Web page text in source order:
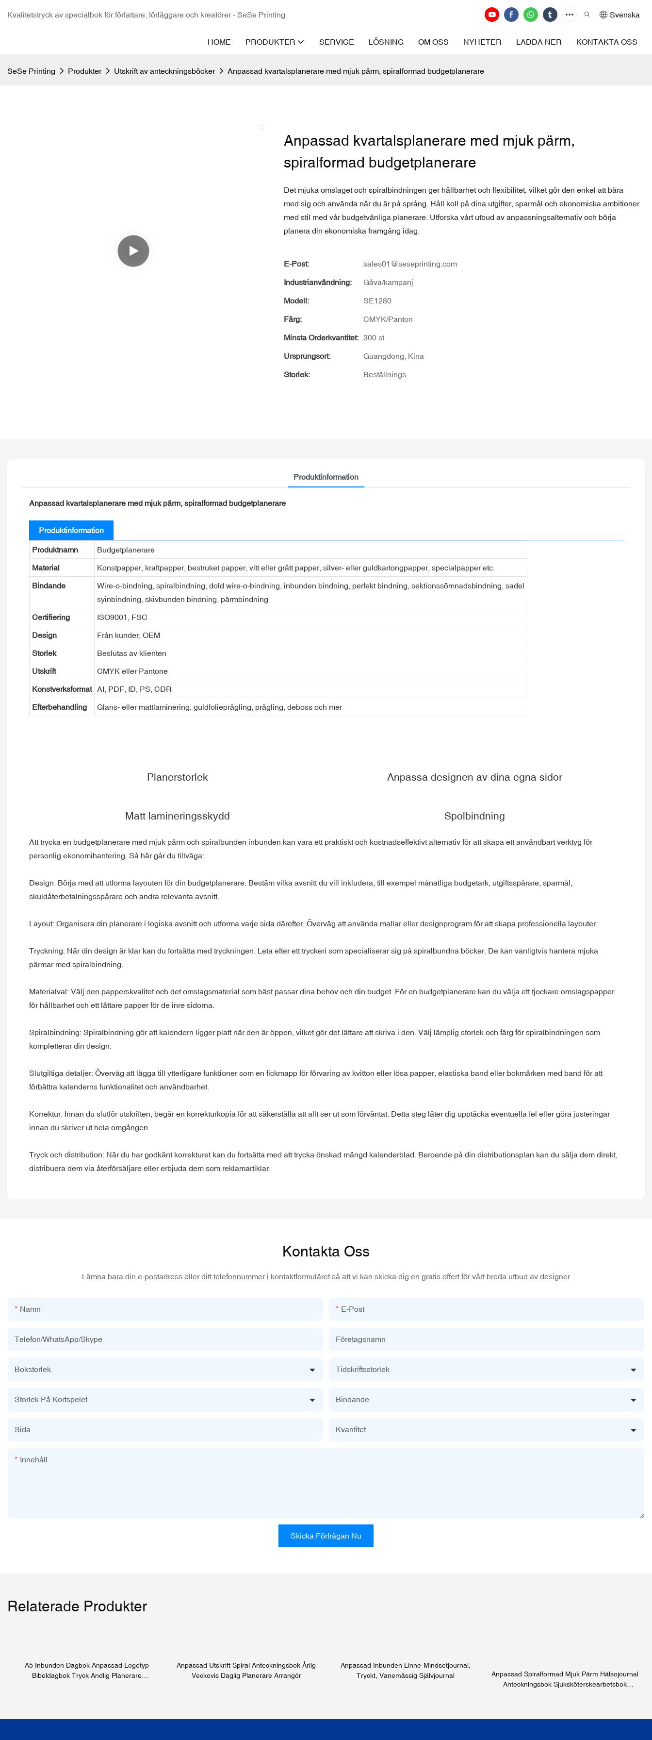
Kvalitetstryck av specialbok för författare, förläggare och kreatörer - SeSe Printing Svenska
HOME PRODUKTER SERVICE LÖSNING OM OSS NYHETER LADDA NER KONTAKTA OSS
SeSe Printing Produkter Utskrift av anteckningsböcker Anpassad kvartalsplanerare med mjuk pärm, spiralformad budgetplanerare
Anpassad kvartalsplanerare med mjuk pärm,
spiralformad budgetplanerare
Det mjuka omslaget och spiralbindningen ger hållbarhet och flexibilitet, vilket gör den enkel att bära
med sig och använda när du är på språng. Håll koll på dina utgifter, sparmål och ekonomiska ambitioner
med stil med vår budgetvänliga planerare. Utforska vårt utbud av anpassningsalternativ och börja
planera din ekonomiska framgång idag.
E-Post: sales01@seseprinting.com
Industrianvändning: Gåva/kampanj
Modell: SE1280
Färg: CMYK/Panton
Minsta Orderkvantitet: 300 st
Ursprungsort: Guangdong, Kina
Storlek: Beställnings
Produktinformation
Anpassad kvartalsplanerare med mjuk pärm, spiralformad budgetplanerare
Produktinformation
Produktnamn Budgetplanerare
Material Konstpapper, kraftpapper, bestruket papper, vitt eller grått papper, silver- eller guldkartongpapper, specialpapper etc.
Bindande
Wire-o-bindning, spiralbindning, dold wire-o-bindning, inbunden bindning, perfekt bindning, sektionssömnadsbindning, sadel
syinbindning, skivbunden bindning, pärmbindning
Certifiering ISO9001, FSC
Design Från kunder, OEM
Storlek Beslutas av klienten
Utskrift CMYK eller Pantone
Konstverksformat AI, PDF, ID, PS, CDR
Efterbehandling Glans- eller mattlaminering, guldfolieprägling, prägling, deboss och mer
Planerstorlek Anpassa designen av dina egna sidor
Matt lamineringsskydd Spolbindning
Att trycka en budgetplanerare med mjuk pärm och spiralbunden inbunden kan vara ett praktiskt och kostnadseffektivt alternativ för att skapa ett användbart verktyg för
personlig ekonomihantering. Så här går du tillväga:
Design: Börja med att utforma layouten för din budgetplanerare. Bestäm vilka avsnitt du vill inkludera, till exempel månatliga budgetark, utgiftsspårare, sparmål,
skuldåterbetalningsspårare och andra relevanta avsnitt.
Layout: Organisera din planerare i logiska avsnitt och utforma varje sida därefter. Överväg att använda mallar eller designprogram för att skapa professionella layouter.
Tryckning: När din design är klar kan du fortsätta med tryckningen. Leta efter ett tryckeri som specialiserar sig på spiralbundna böcker. De kan vanligtvis hantera mjuka
pärmar med spiralbindning.
Materialval: Välj den papperskvalitet och det omslagsmaterial som bäst passar dina behov och din budget. För en budgetplanerare kan du välja ett tjockare omslagspapper
för hållbarhet och ett lättare papper för de inre sidorna.
Spiralbindning: Spiralbindning gör att kalendern ligger platt när den är öppen, vilket gör det lättare att skriva i den. Välj lämplig storlek och färg för spiralbindningen som
kompletterar din design.
Slutgiltiga detaljer: Överväg att lägga till ytterligare funktioner som en fickmapp för förvaring av kvitton eller lösa papper, elastiska band eller bokmärken med band för att
förbättra kalenderns funktionalitet och användbarhet.
Korrektur: Innan du slutför utskriften, begär en korrekturkopia för att säkerställa att allt ser ut som förväntat. Detta steg låter dig upptäcka eventuella fel eller göra justeringar
innan du skriver ut hela omgången.
Tryck och distribution: När du har godkänt korrekturet kan du fortsätta med att trycka önskad mängd kalenderblad. Beroende på din distributionsplan kan du sälja dem direkt,
distribuera dem via återförsäljare eller erbjuda dem som reklamartiklar.
Kontakta Oss
Lämna bara din e-postadress eller ditt telefonnummer i kontaktformuläret så att vi kan skicka dig en gratis offert för vårt breda utbud av designer
Namn E-Post
Telefon/WhatsApp/Skype Företagsnamn
Bokstorlek Tidskriftsstorlek
Storlek På Kortspelet Bindande
Sida Kvantitet
Innehåll
Skicka Förfrågan Nu
Relaterade Produkter
A5 Inbunden Dagbok Anpassad Logotyp
Bibeldagbok Tryck Andlig Planerare
Anpassad Utskrift Spiral Anteckningsbok Årlig
Veckovis Daglig Planerare Arrangör
Anpassad Inbunden Linne-Mindsetjournal,
Tryckt, Vanemässig Självjournal
Anpassad Spiralformad Mjuk Pärm Hälsojournal
Anteckningsbok Sjuksköterskearbetsbok